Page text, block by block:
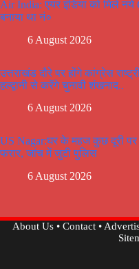
Air India: एयर इंडिया को मिले नये
बनाया था नं०
6 August 2026
उत्तराखंड दौरे पर होंगे कांग्रेस
हल्द्वानी से करेंगे चुनावी शंखनाद..
6 August 2026
US Nagar:घर के महज कुछ दूरी पर
फरार, जांच में जुटी पुलिस
6 August 2026
About Us• Contact•